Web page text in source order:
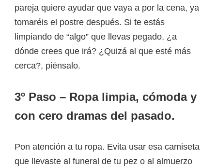
pareja quiere ayudar que vaya a por la cena, ya
tomaréis el postre después. Si te estás
limpiando de “algo” que llevas pegado, ¿a
dónde crees que irá? ¿Quizá al que esté más
cerca?, piénsalo.
3º Paso – Ropa limpia, cómoda y
con cero dramas del pasado.
Pon atención a tu ropa. Evita usar esa camiseta
que llevaste al funeral de tu pez o al almuerzo